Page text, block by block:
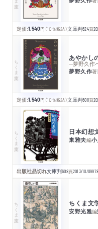
定価:1,540円 （10％税込）文庫判624頁
ちくま文庫 あやかし
─夢野久作
夢野久作著
定価:1,540円 （10％税込）文庫判608頁
ちくま文庫 日本幻
東雅夫編
出版社品切れ文庫判608頁2013/10/09
ちくま文庫 ちくま
安野光雅編